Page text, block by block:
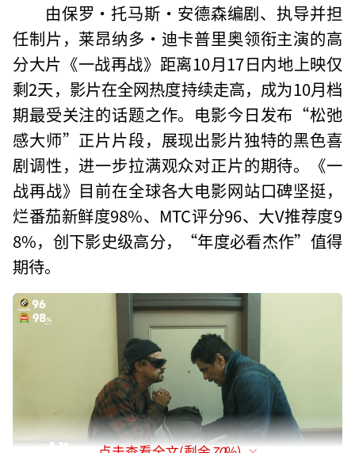
由保罗·托马斯·安德森编剧、执导并担
任制片，莱昂纳多·迪卡普里奥领衔主演的高
分大片《一战再战》距离10月17日内地上映仅
剩2天，影片在全网热度持续走高，成为10月档
期最受关注的话题之作。电影今日发布“松弛
感大师”正片片段，展现出影片独特的黑色喜
剧调性，进一步拉满观众对正片的期待。《一
战再战》目前在全球各大电影网站口碑坚挺，
烂番茄新鲜度98%、MTC评分96、大V推荐度9
8%，创下影史级高分，“年度必看杰作”值得
期待。